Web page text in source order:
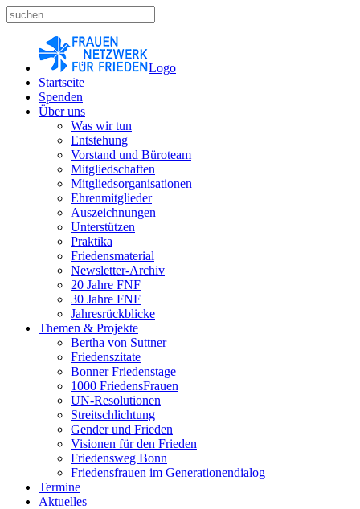
Logo
Startseite
Spenden
Über uns
Was wir tun
Entstehung
Vorstand und Büroteam
Mitgliedschaften
Mitgliedsorganisationen
Ehrenmitglieder
Auszeichnungen
Unterstützen
Praktika
Friedensmaterial
Newsletter-Archiv
20 Jahre FNF
30 Jahre FNF
Jahresrückblicke
Themen & Projekte
Bertha von Suttner
Friedenszitate
Bonner Friedenstage
1000 FriedensFrauen
UN-Resolutionen
Streitschlichtung
Gender und Frieden
Visionen für den Frieden
Friedensweg Bonn
Friedensfrauen im Generationendialog
Termine
Aktuelles